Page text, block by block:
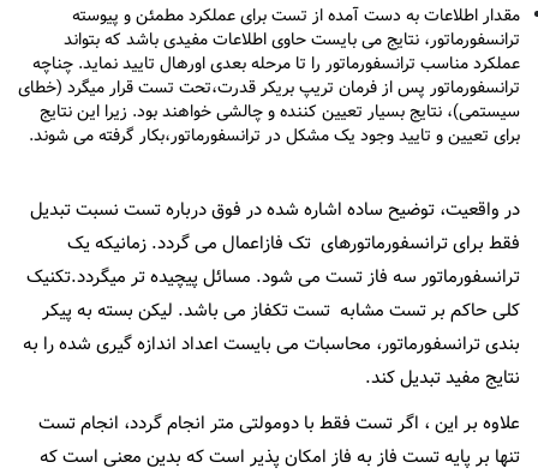
مقدار اطلاعات به دست آمده از تست برای عملکرد مطمئن و پیوسته
ترانسفورماتور، نتایج می بایست حاوی اطلاعات مفیدی باشد که بتواند
عملکرد مناسب ترانسفورماتور را تا مرحله بعدی اورهال تایید نماید. چناچه
ترانسفورماتور پس از فرمان تریپ بریکر قدرت،تحت تست قرار میگرد (خطای
سیستمی)، نتایج بسیار تعیین کننده و چالشی خواهند بود. زیرا این نتایج
برای تعیین و تایید وجود یک مشکل در ترانسفورماتور،بکار گرفته می شوند.
در واقعیت، توضیح ساده اشاره شده در فوق درباره تست نسبت تبدیل
فقط برای ترانسفورماتورهای تک فازاعمال می گردد. زمانیکه یک
ترانسفورماتور سه فاز تست می شود. مسائل پیچیده تر میگردد.تکنیک
کلی حاکم بر تست مشابه تست تکفاز می باشد. لیکن بسته به پیکر
بندی ترانسفورماتور، محاسبات می بایست اعداد اندازه گیری شده را به
نتایج مفید تبدیل کند.
علاوه بر این ، اگر تست فقط با دومولتی متر انجام گردد، انجام تست
تنها بر پایه تست فاز به فاز امکان پذیر است که بدین معنی است که